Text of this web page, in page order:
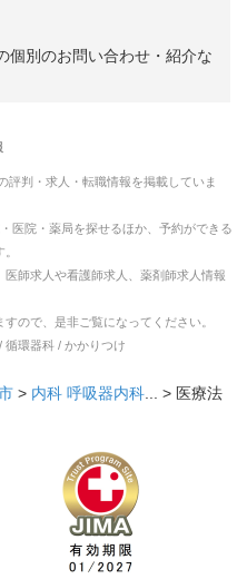
個別のお問い合わせ・紹介な
評判・求人・転職情報を掲載していま
医院・薬局を探せるほか、予約ができる
師求人や看護師求人、薬剤師求人情報
ので、是非ご覧になってください。
循環器科 / かかりつけ
> 内科 呼吸器内科... > 医療法